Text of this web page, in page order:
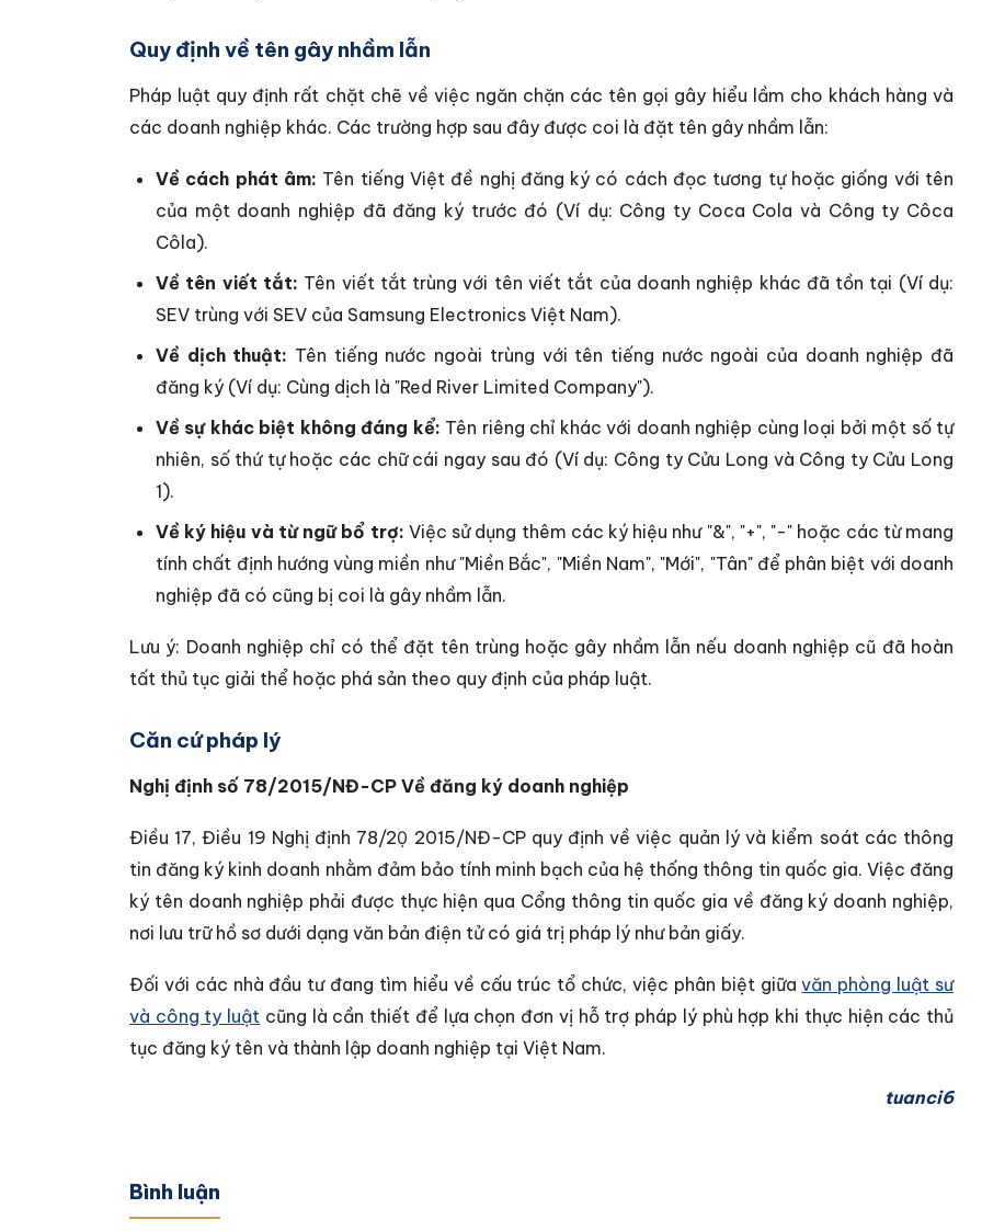
Quy định về tên gây nhầm lẫn
Pháp luật quy định rất chặt chẽ về việc ngăn chặn các tên gọi gây hiểu lầm cho khách hàng và
các doanh nghiệp khác. Các trường hợp sau đây được coi là đặt tên gây nhầm lẫn:
Về cách phát âm: Tên tiếng Việt đề nghị đăng ký có cách đọc tương tự hoặc giống với tên
của một doanh nghiệp đã đăng ký trước đó (Ví dụ: Công ty Coca Cola và Công ty Côca
Côla).
Về tên viết tắt: Tên viết tắt trùng với tên viết tắt của doanh nghiệp khác đã tồn tại (Ví dụ:
SEV trùng với SEV của Samsung Electronics Việt Nam).
Về dịch thuật: Tên tiếng nước ngoài trùng với tên tiếng nước ngoài của doanh nghiệp đã
đăng ký (Ví dụ: Cùng dịch là "Red River Limited Company").
Về sự khác biệt không đáng kể: Tên riêng chỉ khác với doanh nghiệp cùng loại bởi một số tự
nhiên, số thứ tự hoặc các chữ cái ngay sau đó (Ví dụ: Công ty Cửu Long và Công ty Cửu Long
1).
Về ký hiệu và từ ngữ bổ trợ: Việc sử dụng thêm các ký hiệu như "&", "+", "-" hoặc các từ mang
tính chất định hướng vùng miền như "Miền Bắc", "Miền Nam", "Mới", "Tân" để phân biệt với doanh
nghiệp đã có cũng bị coi là gây nhầm lẫn.
Lưu ý: Doanh nghiệp chỉ có thể đặt tên trùng hoặc gây nhầm lẫn nếu doanh nghiệp cũ đã hoàn
tất thủ tục giải thể hoặc phá sản theo quy định của pháp luật.
Căn cứ pháp lý
Nghị định số 78/2015/NĐ-CP Về đăng ký doanh nghiệp
Điều 17, Điều 19 Nghị định 78/20̣ 2015/NĐ-CP quy định về việc quản lý và kiểm soát các thông
tin đăng ký kinh doanh nhằm đảm bảo tính minh bạch của hệ thống thông tin quốc gia. Việc đăng
ký tên doanh nghiệp phải được thực hiện qua Cổng thông tin quốc gia về đăng ký doanh nghiệp,
nơi lưu trữ hồ sơ dưới dạng văn bản điện tử có giá trị pháp lý như bản giấy.
Đối với các nhà đầu tư đang tìm hiểu về cấu trúc tổ chức, việc phân biệt giữavăn phòng luật sư
và công ty luật cũng là cần thiết để lựa chọn đơn vị hỗ trợ pháp lý phù hợp khi thực hiện các thủ
tục đăng ký tên và thành lập doanh nghiệp tại Việt Nam.
tuanci6
Bình luận